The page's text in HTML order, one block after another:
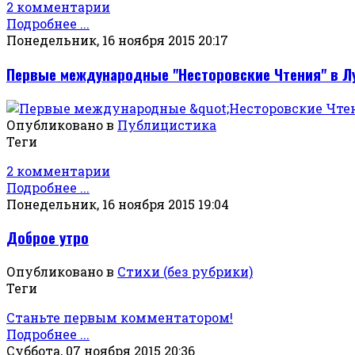
2 комментарии
Подробнее ...
Понедельник, 16 ноября 2015 20:17
Первые международные "Несторовские Чтения" в
Опубликовано в Публицистика
Теги
2 комментарии
Подробнее ...
Понедельник, 16 ноября 2015 19:04
Доброе утро
Опубликовано в Стихи (без рубрики)
Теги
Станьте первым комментатором!
Подробнее ...
Суббота, 07 ноября 2015 20:36